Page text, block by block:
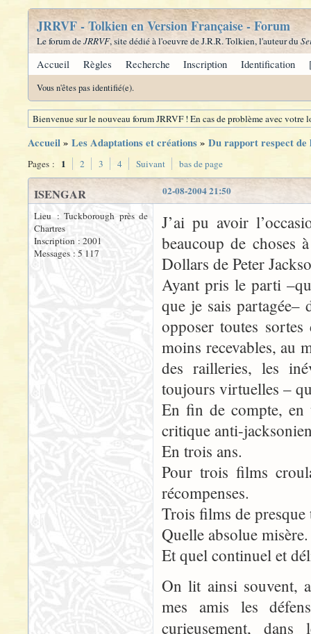
JRRVF - Tolkien en Version Française - Forum
Le forum deJRRVF, site dédié à l'oeuvre de J.R.R. Tolkien, l'auteur du
Accueil Règles Recherche Inscription Identification
Vous n'êtes pas identifié(e).
Bienvenue sur le nouveau forum JRRVF ! En cas de problème avec
Accueil» Les Adaptations et créations» Du rapport respect de
Pages : 1 2 3 4 Suivant bas de page
02-08-2004 21:50
ISENGAR
Lieu : Tuckborough près de
Chartres
Inscription : 2001
Messages : 5 117
J’ai pu avoir
beaucoup de choses
Dollars de Peter
Ayant pris le parti
que je sais partagée–
opposer toutes
moins recevables, au
des railleries, les
toujours virtuelles –
En fin de compte, en
critique anti-
En trois ans.
Pour trois films
récompenses.
Trois films de
Quelle absolue misère.
Et quel continuel et
On lit ainsi souvent,
mes amis les
curieusement,